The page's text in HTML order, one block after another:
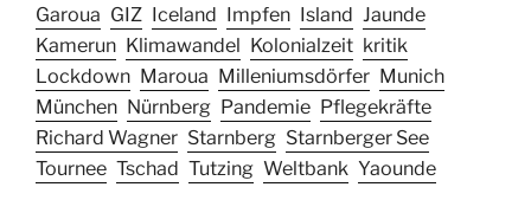
Garoua GIZ Iceland Impfen Island Jaunde
Kamerun Klimawandel Kolonialzeit kritik
Lockdown Maroua Milleniumsdörfer Munich
München Nürnberg Pandemie Pflegekräfte
Richard Wagner Starnberg Starnberger See
Tournee Tschad Tutzing Weltbank Yaounde